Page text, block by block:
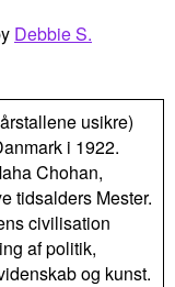
Debbie S.
usikre)
i 1922.
Chohan,
tidsalders Mester.
civilisation
af politik,
og kunst.